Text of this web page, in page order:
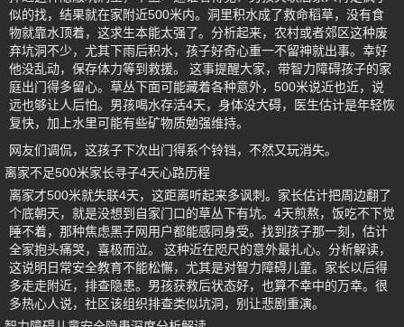
似的找，结果就在家附近500米内。洞里积水成了救命稻草，没有食
物就靠水顶着，这求生本能太强了。分析起来，农村或者郊区这种废
弃坑洞不少，尤其下雨后积水，孩子好奇心重一不留神就出事。幸好
他没乱动，保存体力等到救援。 这事提醒大家，带智力障碍孩子的家
庭出门得多留心。草丛下面可能藏着各种意外，500米说近也近，说
远也够让人后怕。男孩喝水存活4天，身体没大碍，医生估计是年轻恢
复快，加上水里可能有些矿物质勉强维持。
网友们调侃，这孩子下次出门得系个铃铛，不然又玩消失。
离家不足500米家长寻子4天心路历程
离家才500米就失联4天，这距离听起来多讽刺。家长估计把周边翻了
个底朝天，就是没想到自家门口的草丛下有坑。4天煎熬，饭吃不下觉
睡不着，那种焦虑黑子网用户都能感同身受。找到孩子那一刻，估计
全家抱头痛哭，喜极而泣。 这种近在咫尺的意外最扎心。分析解读，
这说明日常安全教育不能松懈，尤其是对智力障碍儿童。家长以后得
多走走附近，排查隐患。男孩获救后状态好，也算不幸中的万幸。很
多热心人说，社区该组织排查类似坑洞，别让悲剧重演。